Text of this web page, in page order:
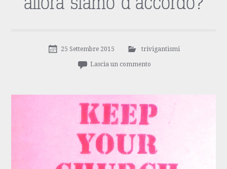
allora siamo d’accordo?
25 Settembre 2015 trivigantismi
Lascia un commento